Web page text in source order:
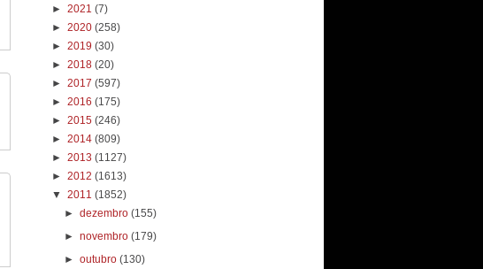
► 2021 (7)
► 2020 (258)
► 2019 (30)
► 2018 (20)
► 2017 (597)
► 2016 (175)
► 2015 (246)
► 2014 (809)
► 2013 (1127)
► 2012 (1613)
▼ 2011 (1852)
►dezembro(155)
►novembro(179)
►outubro(130)